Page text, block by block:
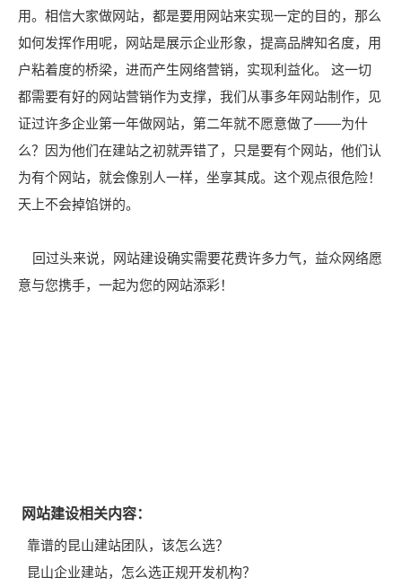
用。相信大家做网站，都是要用网站来实现一定的目的，那么
如何发挥作用呢，网站是展示企业形象，提高品牌知名度，用
户粘着度的桥梁，进而产生网络营销，实现利益化。 这一切
都需要有好的网站营销作为支撑，我们从事多年网站制作，见
证过许多企业第一年做网站，第二年就不愿意做了——为什
么？因为他们在建站之初就弄错了，只是要有个网站，他们认
为有个网站，就会像别人一样，坐享其成。这个观点很危险！
天上不会掉馅饼的。
回过头来说，网站建设确实需要花费许多力气，益众网络愿
意与您携手，一起为您的网站添彩！
网站建设相关内容：
靠谱的昆山建站团队，该怎么选？
昆山企业建站，怎么选正规开发机构？